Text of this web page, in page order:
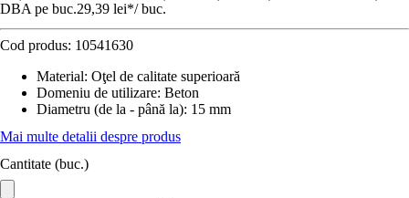
DBA pe buc.29,39 lei*/ buc.
Cod produs: 10541630
Material: Oţel de calitate superioară
Domeniu de utilizare: Beton
Diametru (de la - până la): 15 mm
Mai multe detalii despre produs
Cantitate (buc.)